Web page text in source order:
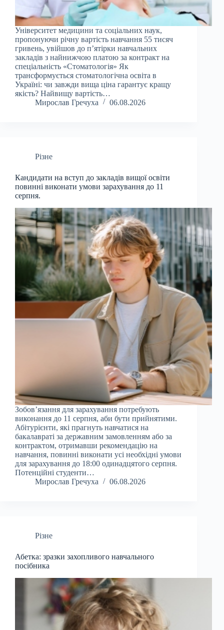
Університет медицини та соціальних наук,
пропонуючи річну вартість навчання 55 тисяч
гривень, увійшов до п’ятірки навчальних
закладів з найнижчою платою за контракт на
спеціальність «Стоматологія» Як
трансформується стоматологічна освіта в
Україні: чи завжди вища ціна гарантує кращу
якість? Найвищу вартість…
Мирослав Гречуха
06.08.2026
Різне
Кандидати на вступ до закладів вищої освіти
повинні виконати умови зарахування до 11
серпня.
Зобов’язання для зарахування потребують
виконання до 11 серпня, аби бути прийнятими.
Абітурієнти, які прагнуть навчатися на
бакалавраті за державним замовленням або за
контрактом, отримавши рекомендацію на
навчання, повинні виконати усі необхідні умови
для зарахування до 18:00 одинадцятого серпня.
Потенційні студенти…
Мирослав Гречуха
06.08.2026
Різне
Абетка: зразки захопливого навчального
посібника